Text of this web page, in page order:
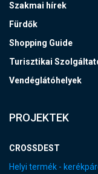
Szakmai hírek
Fürdők
Shopping Guide
Turisztikai
Vendéglátóhelyek
PROJEKTEK
CROSSDEST
Helyi termék -